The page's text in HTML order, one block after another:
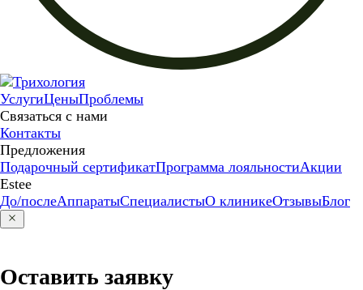
УслугиЦеныПроблемы
Связаться с нами
Контакты
Предложения
Подарочный сертификатПрограмма лояльностиАкции
Estee
До/послеАппаратыСпециалистыО клиникеОтзывыБлог
Оставить заявку